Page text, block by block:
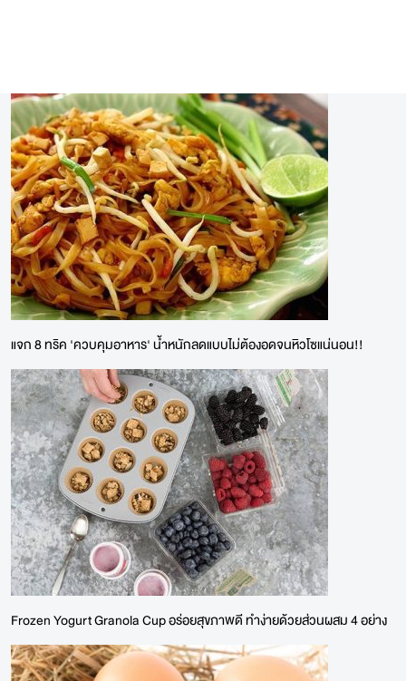
แจก 8 ทริค 'ควบคุมอาหาร' น้ำหนักลดแบบไม่ต้องอดจนหิวโซแน่นอน!!
Frozen Yogurt Granola Cup อร่อยสุขภาพดี ทำง่ายด้วยส่วนผสม 4 อย่าง